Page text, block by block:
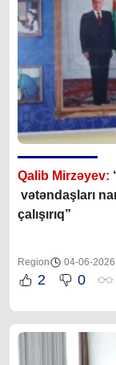
Qalib Mirzəyev:
vətəndaşları
çalışırıq”
Region 04-06-2026
2 0